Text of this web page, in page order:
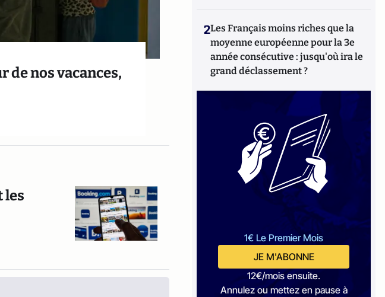
de nos vacances,
les
2Les Français moins riches que la
moyenne européenne pour la 3e
année consécutive : jusqu'où ira le
grand déclassement ?
1€ Le Premier Mois
JE M'ABONNE
12€/mois ensuite.
Annulez ou mettez en pause à